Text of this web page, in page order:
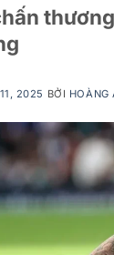
2025 BỞI HOÀNG